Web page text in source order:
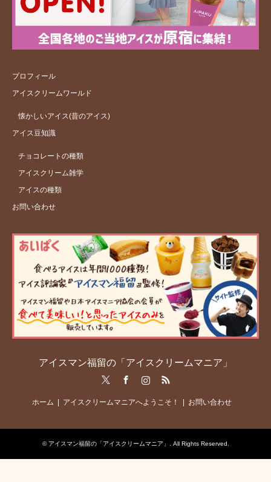
プロフィール
アイスクリームワールド
懐かしいアイス(昔のアイス)
アイス豆知識
チョコレートの種類
アイスクリーム雑学
アイスの種類
お問い合わせ
アイスマン福留の「アイスクリームマニア」
RSS
ホーム アイスクリームマニアへようこそ！ お問い合わせ
© アイスマン福留の「アイスクリームマニア」 . All Rights Reserved.